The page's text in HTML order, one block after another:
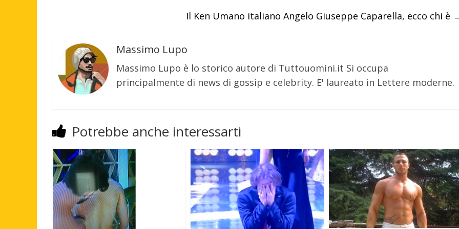
Il Ken Umano italiano Angelo Giuseppe Caparella, ecco chi è
Massimo Lupo
Massimo Lupo è lo storico autore di Tuttouomini.it Si occupa
principalmente di news di gossip e celebrity. E' laureato in Lettere moderne.
Potrebbe anche interessarti